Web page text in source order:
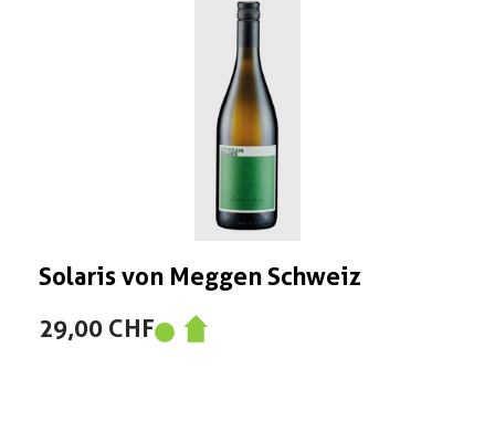
Solaris von Meggen Schweiz
29,00 CHF